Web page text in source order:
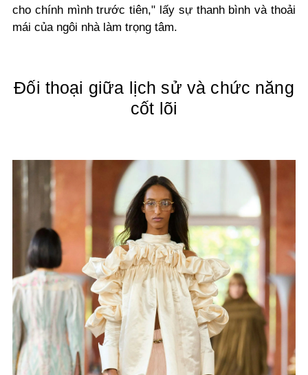
cho chính mình trước tiên," lấy sự thanh bình và thoải
mái của ngôi nhà làm trọng tâm.
Đối thoại giữa lịch sử và chức năng
cốt lõi